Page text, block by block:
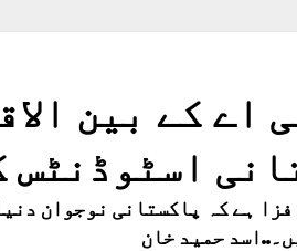
اے کے بین
ہے کہ پاکستانی نوجوان
حمید خان